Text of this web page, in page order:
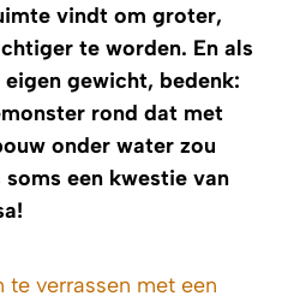
vindt om groter,
te worden. En als
gewicht, bedenk:
rond dat met
onder water zou
een kwestie van
verrassen met een